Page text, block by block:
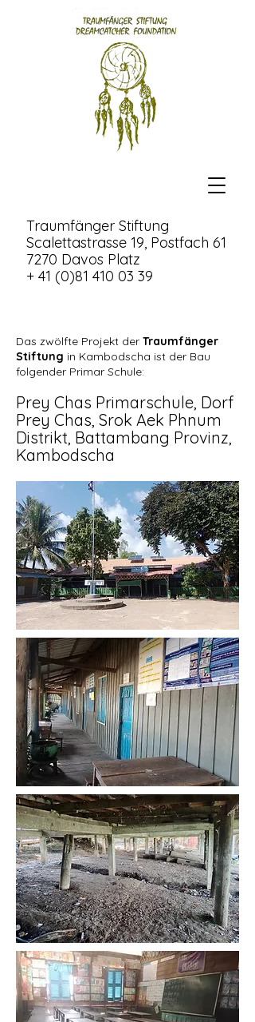
Traumfänger Stiftung
Scalettastrasse 19, Postfach 61
7270 Davos Platz
+ 41 (0)81 410 03 39
Das zwölfte Projekt der Traumfänger
Stiftung in Kambodscha ist der Bau
folgender Primar Schule:
Prey Chas Primarschule, Dorf
Prey Chas, Srok Aek Phnum
Distrikt, Battambang Provinz,
Kambodscha